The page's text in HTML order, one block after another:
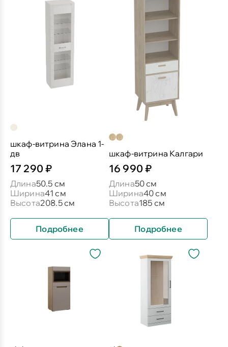
шкаф-витрина Элана 1-
дв
17 290 ₽
Длина50.5 см
Ширина41 см
Высота208.5 см
Подробнее
шкаф-витрина Калгари
16 990 ₽
Длина50 см
Ширина40 см
Высота185 см
Подробнее